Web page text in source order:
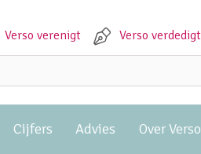
navigation
Verso verenigt Verso verdedigt
Cijfers Advies Over Verso